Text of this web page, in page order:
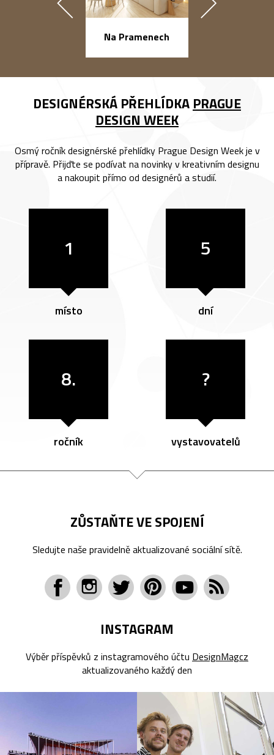
Na Pramenech
DESIGNÉRSKÁ PŘEHLÍDKA PRAGUE
DESIGN WEEK
Osmý ročník designérské přehlídky Prague Design Week je v
přípravě. Přijďte se podívat na novinky v kreativním designu
a nakoupit přímo od designérů a studií.
1
místo
5
dní
8.
ročník
?
vystavovatelů
ZŮSTAŇTE VE SPOJENÍ
Sledujte naše pravidelně aktualizované sociální sítě.
INSTAGRAM
Výběr příspěvků z instagramového účtu DesignMagcz
aktualizovaného každý den